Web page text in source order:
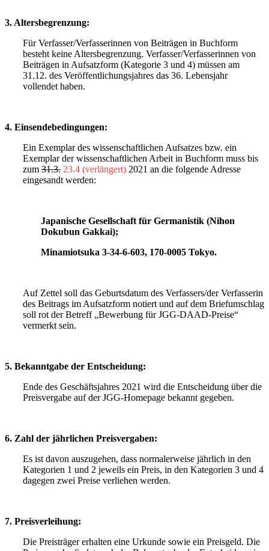
3. Altersbegrenzung:
Für Verfasser/Verfasserinnen von Beiträgen in Buchform
besteht keine Altersbegrenzung. Verfasser/Verfasserinnen von
Beiträgen in Aufsatzform (Kategorie 3 und 4) müssen am
31.12. des Veröffentlichungsjahres das 36. Lebensjahr
vollendet haben.
4. Einsendebedingungen:
Ein Exemplar des wissenschaftlichen Aufsatzes bzw. ein
Exemplar der wissenschaftlichen Arbeit in Buchform muss bis
zum 31.3. 23.4 (verlängert) 2021 an die folgende Adresse
eingesandt werden:
Japanische Gesellschaft für Germanistik (Nihon
Dokubun Gakkai);
Minamiotsuka 3-34-6-603, 170-0005 Tokyo.
Auf Zettel soll das Geburtsdatum des Verfassers/der Verfasserin
des Beitrags im Aufsatzform notiert und auf dem Briefumschlag
soll rot der Betreff „Bewerbung für JGG-DAAD-Preise“
vermerkt sein.
5. Bekanntgabe der Entscheidung:
Ende des Geschäftsjahres 2021 wird die Entscheidung über die
Preisvergabe auf der JGG-Homepage bekannt gegeben.
6. Zahl der jährlichen Preisvergaben:
Es ist davon auszugehen, dass normalerweise jährlich in den
Kategorien 1 und 2 jeweils ein Preis, in den Kategorien 3 und 4
dagegen zwei Preise verliehen werden.
7. Preisverleihung:
Die Preisträger erhalten eine Urkunde sowie ein Preisgeld. Die